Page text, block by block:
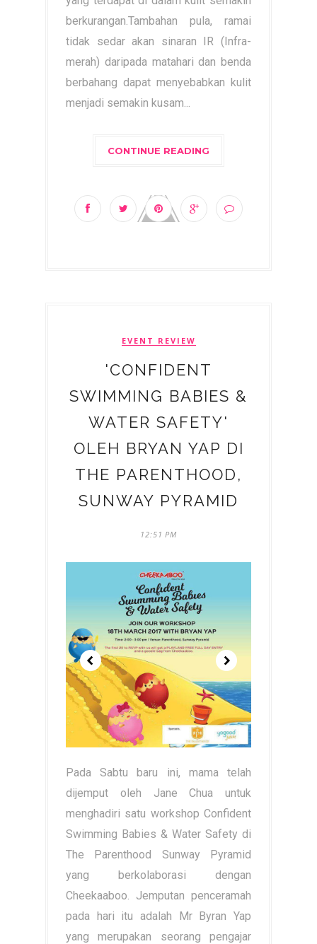
berkurangan.Tambahan pula, ramai
tidak sedar akan sinaran IR (Infra-
merah) daripada matahari dan benda
berbahang dapat menyebabkan kulit
menjadi semakin kusam...
CONTINUE READING
EVENT REVIEW
'CONFIDENT
SWIMMING BABIES &
WATER SAFETY'
OLEH BRYAN YAP DI
THE PARENTHOOD,
SUNWAY PYRAMID
12:51 PM
Pada Sabtu baru ini, mama telah
dijemput oleh Jane Chua untuk
menghadiri satu workshop Confident
Swimming Babies & Water Safety di
The Parenthood Sunway Pyramid
yang berkolaborasi dengan
Cheekaaboo. Jemputan penceramah
pada hari itu adalah Mr Byran Yap
yang merupakan seorang pengajar